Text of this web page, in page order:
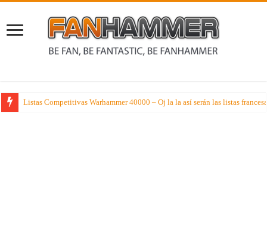
Listas Competitivas Warhammer 40000 – Oj la la así serán las listas